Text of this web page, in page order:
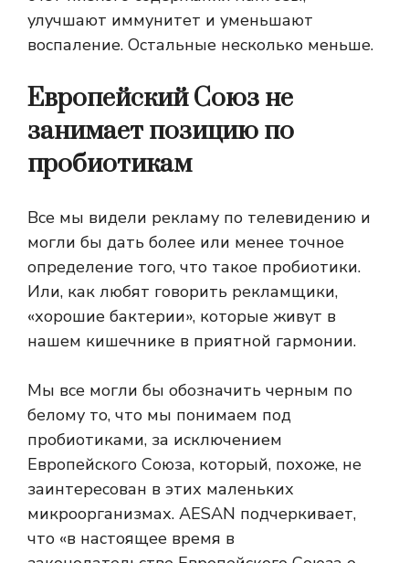
улучшают иммунитет и уменьшают
воспаление. Остальные несколько меньше.
Европейский Союз не
занимает позицию по
пробиотикам
Все мы видели рекламу по телевидению и
могли бы дать более или менее точное
определение того, что такое пробиотики.
Или, как любят говорить рекламщики,
«хорошие бактерии», которые живут в
нашем кишечнике в приятной гармонии.
Мы все могли бы обозначить черным по
белому то, что мы понимаем под
пробиотиками, за исключением
Европейского Союза, который, похоже, не
заинтересован в этих маленьких
микроорганизмах. AESAN подчеркивает,
что «в настоящее время в